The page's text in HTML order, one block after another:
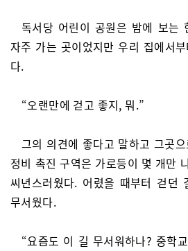
독서당 어린이 공원은 밤에 보는
자주 가는 곳이었지만 우리 집에서
다.
“오랜만에 걷고 좋지, 뭐.”
그의 의견에 좋다고 말하고 그곳
정비 촉진 구역은 가로등이 몇 개만
씨년스러웠다. 어렸을 때부터 걷던
무서웠다.
“요즘도 이 길 무서워하나? 중학